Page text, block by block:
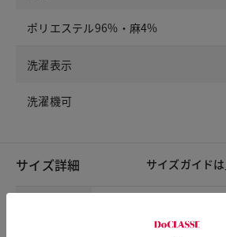
ポリエステル96%・麻4%
洗濯表示
洗濯機可
サイズ詳細 サイズガイドは